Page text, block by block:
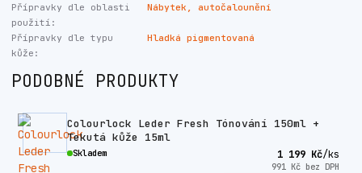
Přípravky dle oblasti
použití:
Nábytek, autočalounění
Přípravky dle typu
kůže:
Hladká pigmentovaná
PODOBNÉ PRODUKTY
Colourlock Leder Fresh Tónování 150ml +
Tekutá kůže 15ml
1 199 Kč/ks
991 Kč bez DPH
Skladem